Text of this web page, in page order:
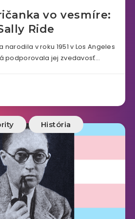
vo vesmíre:
Ride
narodila v roku 1951 v Los Angeles
podporovala jej zvedavosť…
História